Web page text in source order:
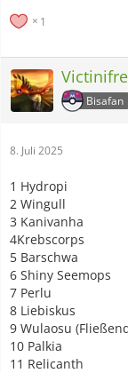
1
Bisafan
8. Juli 2025
1 Hydropi
2 Wingull
3 Kanivanha
4Krebscorps
5 Barschwa
6 Shiny Seemops
7 Perlu
8 Liebiskus
9 Wulaosu
10 Palkia
11 Relicanth